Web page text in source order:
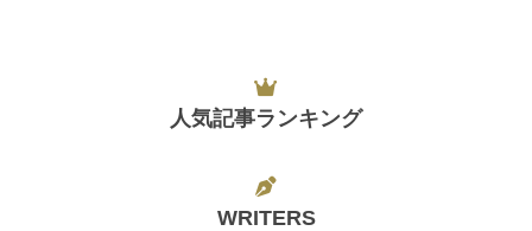
人気記事ランキング
WRITERS